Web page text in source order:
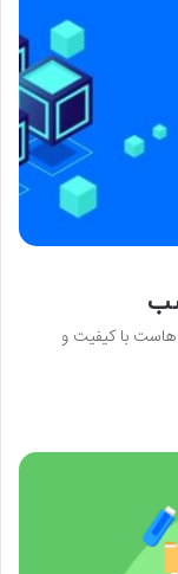
هاست با کیفیت و